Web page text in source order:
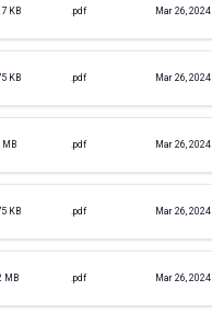
KB .pdf Mar 26, 2024
KB .pdf Mar 26, 2024
MB .pdf Mar 26, 2024
KB .pdf Mar 26, 2024
MB .pdf Mar 26, 2024